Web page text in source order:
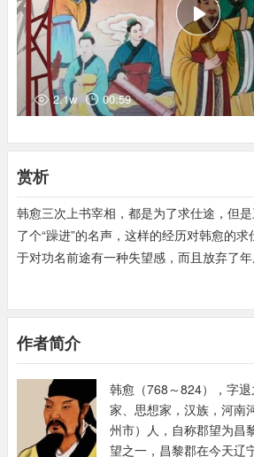
（14）维其：正因为，现在通常写做“唯其”
（15）出其下：比他们差
（16）引：牵引，引见
（17）进：使……进
（18）去就：或去或就。去，使……离开
（19）待命：等待回音
（20）再：两次
（21）通：通达
（22）阍（音昏）人：守门人
（23）质：通“贽”，礼物，信物
（24）去：离开（周）
（27）惟：希望
（28）少：稍微
（29）垂：敬辞，用于别人（多是长辈或
～爱。～怜。～询。
2.1w 00:59
赏析
韩愈三次上书宰相，都是为了求仕途，但
了个“躁进”的名声，这样的经历对韩愈的
于对功名前途有一种失望感，而且放弃了
宰相书未果之后，其写法和风格便与前二
因为初次自荐，所以尚显得冷静理性，带有
文并反复阐述经义说“长育人材”、“教育英
统正而文才优秀，正堪造就，宰相当举我
非。或者是改为陈情以感之，即用一比喻
疾呼，望宰相发仁爱之心施以援手。总体
作者简介
韩愈（768～824），字
家、思想家，汉族，河南
州市）人，自称郡望为昌
望之一，昌黎郡在今天辽